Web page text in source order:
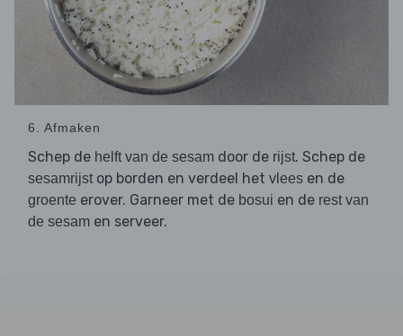
6. Afmaken
Schep de helft van de sesam door de rijst. Schep de
sesamrijstop borden en verdeel het vlees en de
groente erover. Garneer met de bosui en de rest van
de sesam en serveer.